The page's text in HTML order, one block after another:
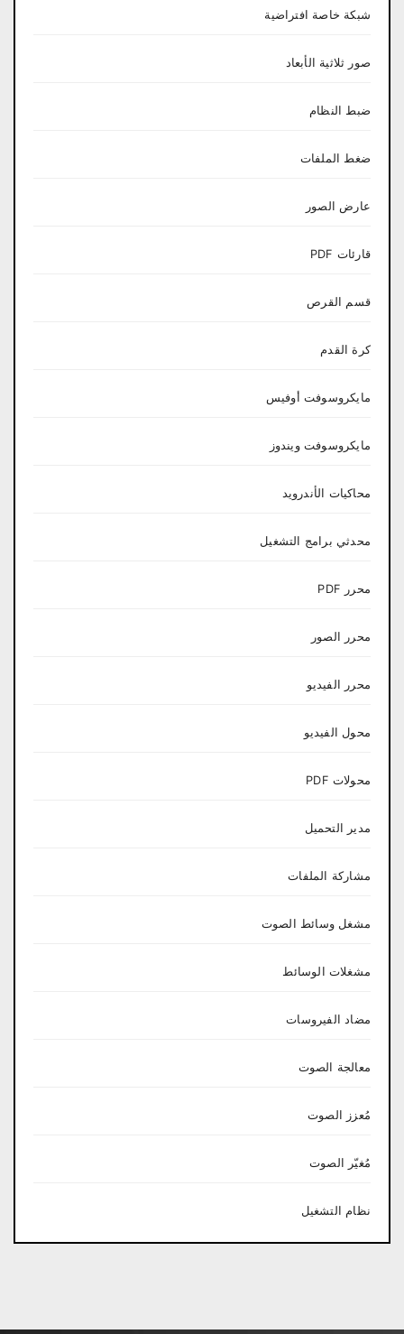
شبكة خاصة افتراضية
صور ثلاثية الأبعاد
ضبط النظام
ضغط الملفات
عارض الصور
قارئات PDF
قسم القرص
كرة القدم
مايكروسوفت أوفيس
مايكروسوفت ويندوز
محاكيات الأندرويد
محدثي برامج التشغيل
محرر PDF
محرر الصور
محرر الفيديو
محول الفيديو
محولات PDF
مدير التحميل
مشاركة الملفات
مشغل وسائط الصوت
مشغلات الوسائط
مضاد الفيروسات
معالجة الصوت
مُعزز الصوت
مُغيّر الصوت
نظام التشغيل